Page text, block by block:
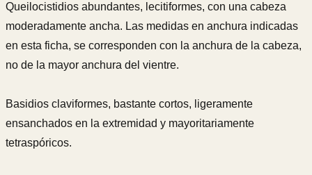
Queilocistidios abundantes, lecitiformes, con una cabeza
moderadamente ancha. Las medidas en anchura indicadas
en esta ficha, se corresponden con la anchura de la cabeza,
no de la mayor anchura del vientre.
Basidios claviformes, bastante cortos, ligeramente
ensanchados en la extremidad y mayoritariamente
tetraspóricos.